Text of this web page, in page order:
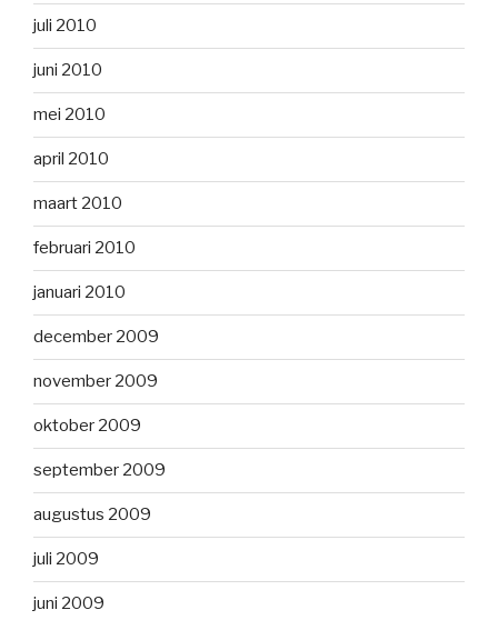
juli 2010
juni 2010
mei 2010
april 2010
maart 2010
februari 2010
januari 2010
december 2009
november 2009
oktober 2009
september 2009
augustus 2009
juli 2009
juni 2009